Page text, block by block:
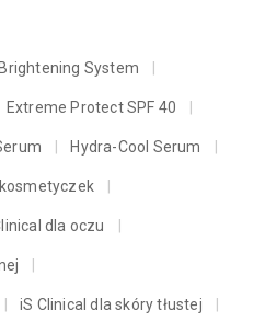
System
Extreme Protect SPF 40
Hydra-Cool Serum
dla oczu
iS Clinical dla skóry tłustej